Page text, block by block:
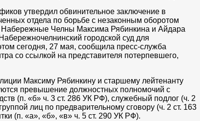
утвердил обвинительное заключение в
отдела по борьбе с незаконным оборотом
Челны Максима Рябинкина и Айдара
городской суд для
сегодня, 27 мая, сообщила пресс-служба
со ссылкой на представителя потерпевшего,
Максиму Рябинкину и старшему лейтенанту
превышение должностных полномочий с
(п. «б» ч. 3 ст. 286 УК РФ), служебный подлог (ч. 2
лиц по предварительному сговору (ч. 2 ст. 163
(п. «а», «б», «в» ч. 5 ст. 290 УК РФ).